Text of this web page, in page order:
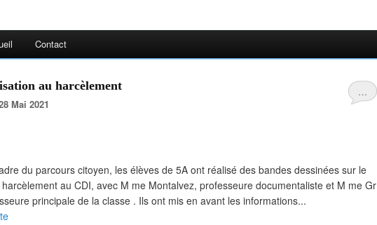
Contact
…
au harcèlement
Mai 2021
du parcours citoyen, les élèves de 5A ont réalisé des bandes dessinées sur le
au CDI, avec M me Montalvez, professeure documentaliste et M me Gr
principale de la classe . Ils ont mis en avant les informations...